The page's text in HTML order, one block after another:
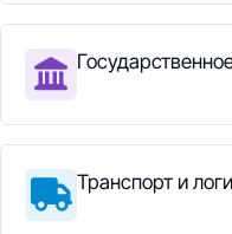
Транспорт и